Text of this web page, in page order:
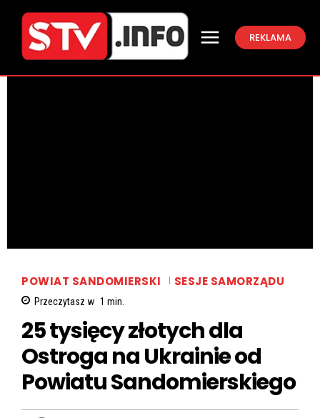
REKLAMA
POWIAT SANDOMIERSKI SESJE SAMORZĄDU
Przeczytasz w 1 min.
25 tysięcy złotych dla
Ostroga na Ukrainie od
Powiatu Sandomierskiego